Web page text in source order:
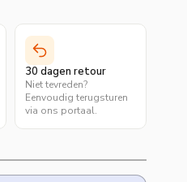
30 dagen retour
Niet tevreden?
Eenvoudig terugsturen
via ons portaal.